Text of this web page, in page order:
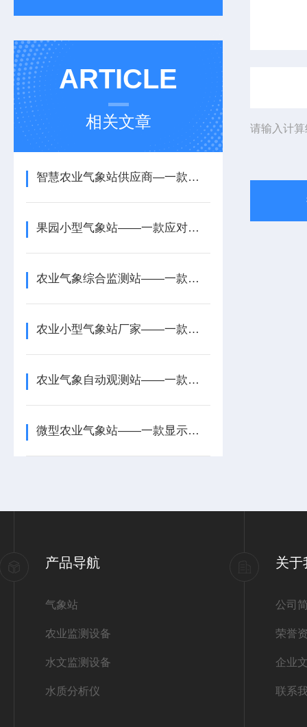
ARTICLE
相关文章
智慧农业气象站供应商—一款防止雨水侵入的生态农业气象站设备配置+派+送
果园小型气象站——一款应对恶劣天气的农村农业气象监测站2025+派+送
农业气象综合监测站——一款适配农业户外的田间气象观测站2025+派+送
农业小型气象站厂家——一款长期可靠运行的太阳能智能农业气象站2025+派+送
农业气象自动观测站——一款界面简洁直观的智慧农业气象站2026+派+送
微型农业气象站——一款显示清晰的农业大田气象站2026+派+送
请输入计
产品导航
气象站
农业监测设备
水文监测设备
水质分析仪
关于
公司
荣誉
企业
联系